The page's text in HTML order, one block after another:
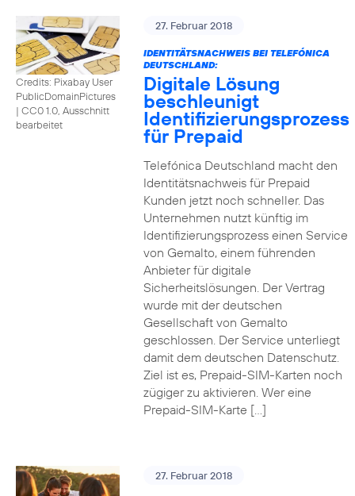
Credits: Pixabay User
PublicDomainPictures
| CC0 1.0, Ausschnitt
bearbeitet
27. Februar 2018
IDENTITÄTSNACHWEIS BEI TELEFÓNICA
DEUTSCHLAND:
Digitale Lösung
beschleunigt
Identifizierungsprozess
für Prepaid
Telefónica Deutschland macht den
Identitätsnachweis für Prepaid
Kunden jetzt noch schneller. Das
Unternehmen nutzt künftig im
Identifizierungsprozess einen Service
von Gemalto, einem führenden
Anbieter für digitale
Sicherheitslösungen. Der Vertrag
wurde mit der deutschen
Gesellschaft von Gemalto
geschlossen. Der Service unterliegt
damit dem deutschen Datenschutz.
Ziel ist es, Prepaid-SIM-Karten noch
zügiger zu aktivieren. Wer eine
Prepaid-SIM-Karte […]
27. Februar 2018